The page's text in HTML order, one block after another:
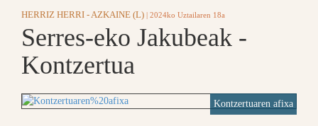
HERRIZ HERRI - AZKAINE (L) | 2024ko Uztailaren 18a
Serres-eko Jakubeak -
Kontzertua
Kontzertuaren afixa